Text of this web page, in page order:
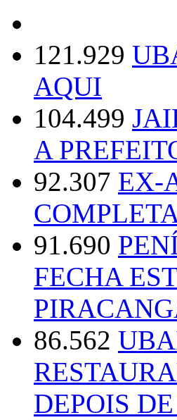
121.929
AQUI
104.499
A
92.307 EX-
91.690
FECHA
86.562
DEPOIS